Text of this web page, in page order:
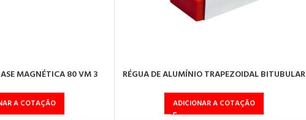
MAGNÉTICA 80 VM 3
A COTAÇÃO
RÉGUA DE ALUMÍNIO TRAPEZOIDAL BITUBULAR
ADICIONAR A COTAÇÃO